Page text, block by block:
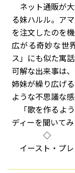
ネット通販が
る妹ハルル。ア
を注文したのを
広がる奇妙な世
ス」にも似た寓
可解な出来事は
姉妹が繰り広げ
ような不思議な
「歌を作るよ
ディーを聞いてみ
◇
イースト・プ